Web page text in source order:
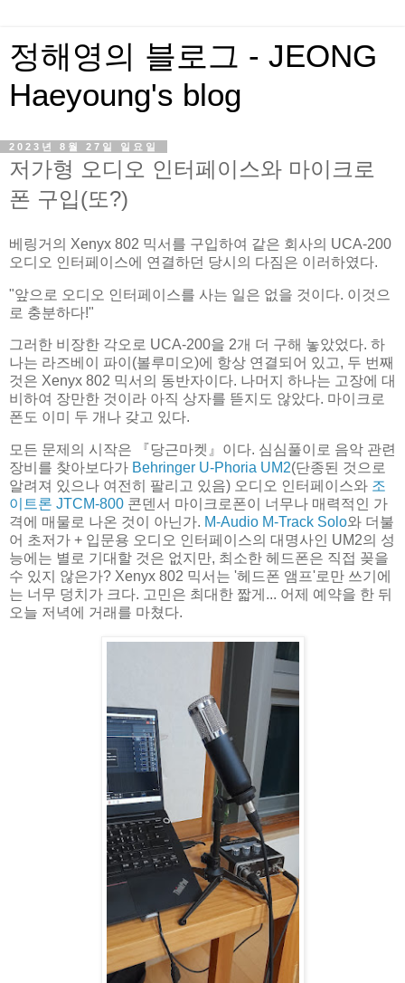
정해영의 블로그 - JEONG
Haeyoung's blog
2023년 8월 27일 일요일
저가형 오디오 인터페이스와 마이크로
폰 구입(또?)
베링거의 Xenyx 802 믹서를 구입하여 같은 회사의 UCA-200
오디오 인터페이스에 연결하던 당시의 다짐은 이러하였다.
"앞으로 오디오 인터페이스를 사는 일은 없을 것이다. 이것으
로 충분하다!"
그러한 비장한 각오로 UCA-200을 2개 더 구해 놓았었다. 하
나는 라즈베이 파이(볼루미오)에 항상 연결되어 있고, 두 번째
것은 Xenyx 802 믹서의 동반자이다. 나머지 하나는 고장에 대
비하여 장만한 것이라 아직 상자를 뜯지도 않았다. 마이크로
폰도 이미 두 개나 갖고 있다.
모든 문제의 시작은 『당근마켓』이다. 심심풀이로 음악 관련
장비를 찾아보다가 Behringer U-Phoria UM2(단종된 것으로
알려져 있으나 여전히 팔리고 있음) 오디오 인터페이스와 조
이트론 JTCM-800 콘덴서 마이크로폰이 너무나 매력적인 가
격에 매물로 나온 것이 아닌가. M-Audio M-Track Solo와 더불
어 초저가 + 입문용 오디오 인터페이스의 대명사인 UM2의 성
능에는 별로 기대할 것은 없지만, 최소한 헤드폰은 직접 꽂을
수 있지 않은가? Xenyx 802 믹서는 '헤드폰 앰프'로만 쓰기에
는 너무 덩치가 크다. 고민은 최대한 짧게... 어제 예약을 한 뒤
오늘 저녁에 거래를 마쳤다.